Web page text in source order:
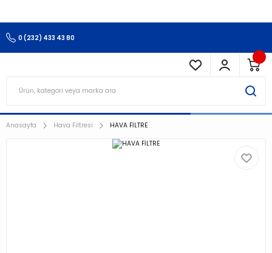
0 (232) 433 43 80
Anasayfa Hava Filtresi HAVA FİLTRE